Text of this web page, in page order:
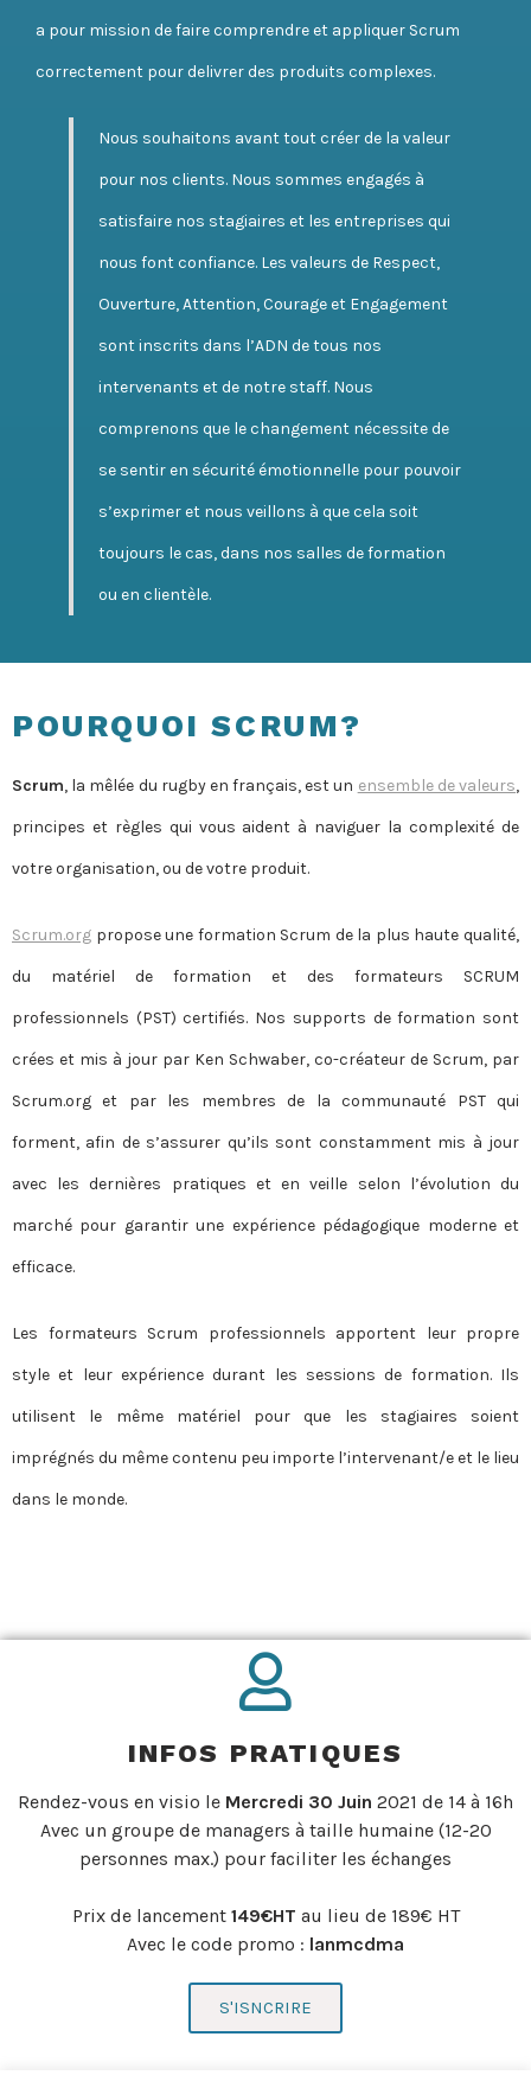
a pour mission de faire comprendre et appliquer Scrum
correctement pour delivrer des produits complexes.
Nous souhaitons avant tout créer de la valeur
pour nos clients. Nous sommes engagés à
satisfaire nos stagiaires et les entreprises qui
nous font confiance. Les valeurs de Respect,
Ouverture, Attention, Courage et Engagement
sont inscrits dans l’ADN de tous nos
intervenants et de notre staff. Nous
comprenons que le changement nécessite de
se sentir en sécurité émotionnelle pour pouvoir
s’exprimer et nous veillons à que cela soit
toujours le cas, dans nos salles de formation
ou en clientèle.
POURQUOI SCRUM?
Scrum, la mêlée du rugby en français, est un ensemble de valeurs,
principes et règles qui vous aident à naviguer la complexité de
votre organisation, ou de votre produit.
Scrum.org propose une formation Scrum de la plus haute qualité,
du matériel de formation et des formateurs SCRUM
professionnels (PST) certifiés. Nos supports de formation sont
crées et mis à jour par Ken Schwaber, co-créateur de Scrum, par
Scrum.org et par les membres de la communauté PST qui
forment, afin de s’assurer qu’ils sont constamment mis à jour
avec les dernières pratiques et en veille selon l’évolution du
marché pour garantir une expérience pédagogique moderne et
efficace.
Les formateurs Scrum professionnels apportent leur propre
style et leur expérience durant les sessions de formation. Ils
utilisent le même matériel pour que les stagiaires soient
imprégnés du même contenu peu importe l’intervenant/e et le lieu
dans le monde.
INFOS PRATIQUES
Rendez-vous en visio le Mercredi 30 Juin 2021 de 14 à 16h
Avec un groupe de managers à taille humaine (12-20
personnes max.) pour faciliter les échanges
Prix de lancement 149€HT au lieu de 189€ HT
Avec le code promo : lanmcdma
S'ISNCRIRE